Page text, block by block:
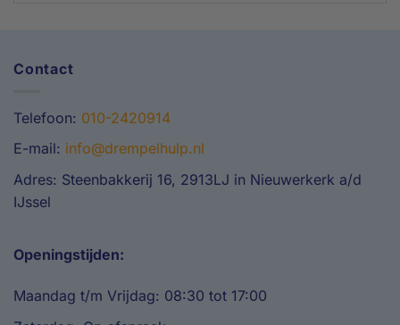
Contact
Telefoon: 010-2420914
E-mail: info@drempelhulp.nl
Adres: Steenbakkerij 16, 2913LJ in Nieuwerkerk a/d
IJssel
Openingstijden:
Maandag t/m Vrijdag: 08:30 tot 17:00